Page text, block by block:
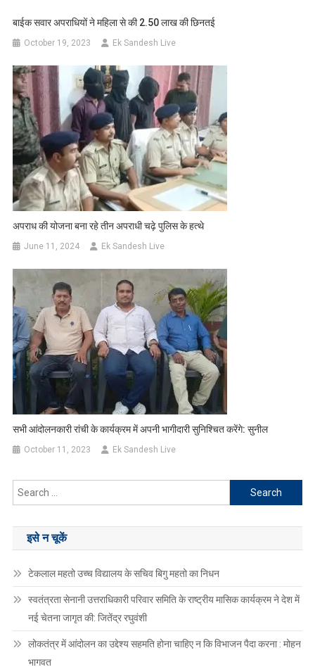
बाईक सवार अपराधियों ने महिला से की 2.50 लाख की छिनतई
October 19, 2023 Ek Sandesh Live
अपराध की योजना बना रहे तीन अपराधी चढ़े पुलिस के हत्थे
June 11, 2024 Ek Sandesh Live
सभी आंदोलनकारी रांची के कार्यक्रम में अपनी भागीदारी सुनिश्चित करेंगे: सुनील
October 11, 2023 Ek Sandesh Live
Search
for:
इसे न चूकें
टेकलाल महतो उच्च विद्यालय के सचिव बिगु महतो का निधन
स्वतंत्रता सेनानी उत्तराधिकारी परिवार समिति के राष्ट्रीय मासिक कार्यक्रम ने देश में
नई चेतना जागृत की: जितेंद्र रघुवंशी
लोकतंत्र में आंदोलन का उद्देश्य सहमति होना चाहिए न कि विभाजन पैदा करना : मोहन
भागवत